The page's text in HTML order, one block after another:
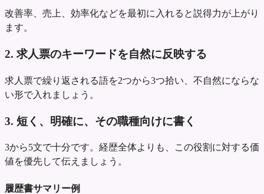
改善率、売上、効率化などを最初に入れると説得力が上がり
ます。
2. 求人票のキーワードを自然に反映する
求人票で繰り返される語を2つから3つ拾い、不自然にならな
い形で入れましょう。
3. 短く、明確に、その職種向けに書く
3から5文で十分です。経歴全体よりも、この役割に対する価
値を優先して伝えましょう。
履歴書サマリー例